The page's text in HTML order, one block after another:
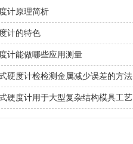
计原理简析
计的特色
计能做哪些应用测量
硬度计检检测金属减少误差的方法
硬度计用于大型复杂结构模具工艺